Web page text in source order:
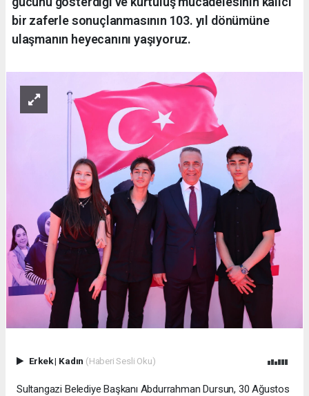
bir zaferle sonuçlanmasının 103. yıl dönümüne
ulaşmanın heyecanını yaşıyoruz.
Erkek| Kadın (Haberi Sesli Oku)
Sultangazi Belediye Başkanı Abdurrahman Dursun, 30 Ağustos